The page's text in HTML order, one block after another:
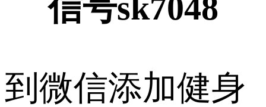
信号sk7048
到微信添加健身